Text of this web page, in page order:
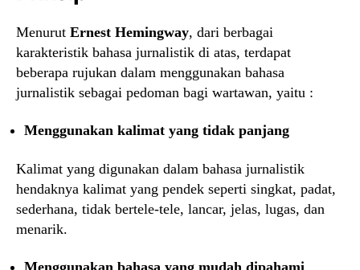
Menurut Ernest Hemingway, dari berbagai
karakteristik bahasa jurnalistik di atas, terdapat
beberapa rujukan dalam menggunakan bahasa
jurnalistik sebagai pedoman bagi wartawan, yaitu :
Menggunakan kalimat yang tidak panjang
Kalimat yang digunakan dalam bahasa jurnalistik
hendaknya kalimat yang pendek seperti singkat, padat,
sederhana, tidak bertele-tele, lancar, jelas, lugas, dan
menarik.